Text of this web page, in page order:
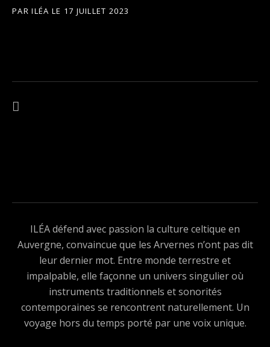
PARILÉA LE 17 JUILLET 2023
Navigation de l’article
ILÉA défend avec passion la culture celtique en
Auvergne, convaincue que les Arvernes n’ont pas dit
leur dernier mot. Entre monde terrestre et
impalpable, elle façonne un univers singulier où
instruments traditionnels et sonorités
contemporaines se rencontrent naturellement. Un
voyage hors du temps porté par une voix unique.